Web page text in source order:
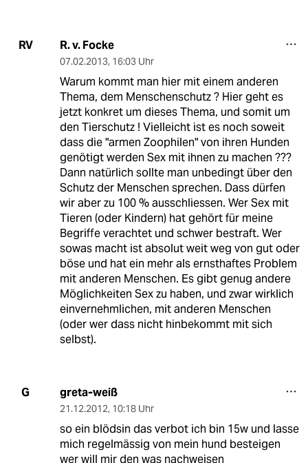
RV R. v. Focke
07.02.2013, 16:03 Uhr
Warum kommt man hier mit einem anderen
Thema, dem Menschenschutz ? Hier geht es
jetzt konkret um dieses Thema, und somit um
den Tierschutz ! Vielleicht ist es noch soweit
dass die "armen Zoophilen" von ihren Hunden
genötigt werden Sex mit ihnen zu machen ???
Dann natürlich sollte man unbedingt über den
Schutz der Menschen sprechen. Dass dürfen
wir aber zu 100 % ausschliessen. Wer Sex mit
Tieren (oder Kindern) hat gehört für meine
Begriffe verachtet und schwer bestraft. Wer
sowas macht ist absolut weit weg von gut oder
böse und hat ein mehr als ernsthaftes Problem
mit anderen Menschen. Es gibt genug andere
Möglichkeiten Sex zu haben, und zwar wirklich
einvernehmlichen, mit anderen Menschen
(oder wer dass nicht hinbekommt mit sich
selbst).
G greta-weiß
21.12.2012, 10:18 Uhr
so ein blödsin das verbot ich bin 15w und lasse
mich regelmässig von mein hund besteigen
wer will mir den was nachweisen